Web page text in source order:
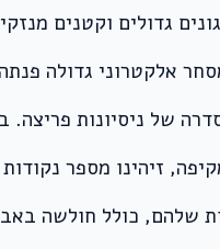
גדולים וקטנים
אלקטרוני גדולה
של ניסיונות פריצה.
זיהינו מספר
שלהם, כולל חולשה